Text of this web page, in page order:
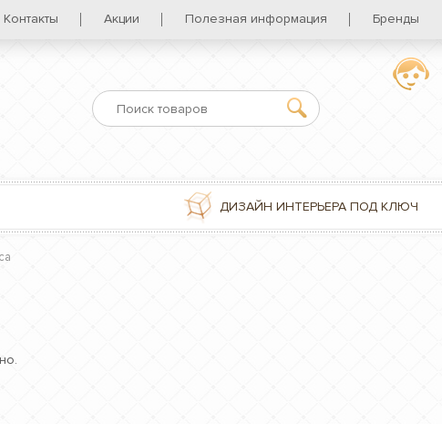
Контакты Акции Полезная информация Бренды
ДИЗАЙН ИНТЕРЬЕРА ПОД КЛЮЧ